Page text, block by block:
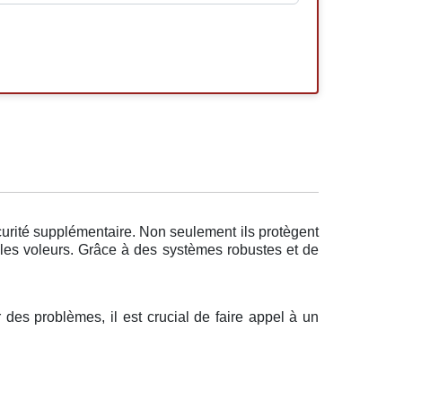
supplémentaire. Non seulement ils protègent
voleurs. Grâce à des systèmes robustes et de
des problèmes, il est crucial de faire appel à un